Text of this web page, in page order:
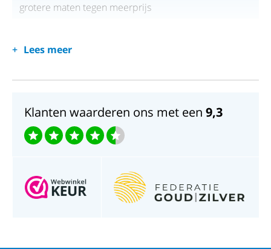
grotere maten tegen meerprijs
Lees meer
Klanten waarderen ons met een 9,3